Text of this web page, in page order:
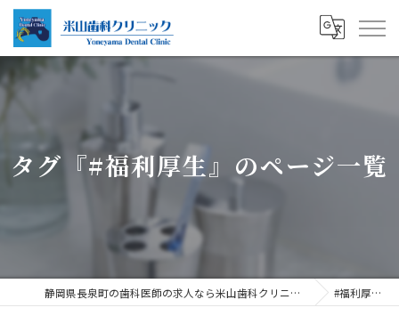
タグ『#福利厚生』のページ一覧
静岡県長泉町の歯科医師の求人なら米山歯科クリニック #福利厚生